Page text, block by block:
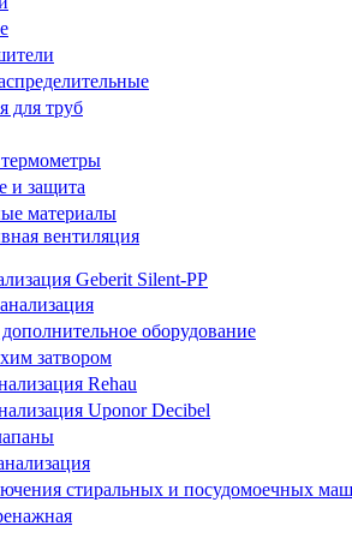
для труб
и защита
материалы
вентиляция
Geberit Silent-PP
оборудование
затвором
Rehau
Uponor Decibel
стиральных и посудомоечных